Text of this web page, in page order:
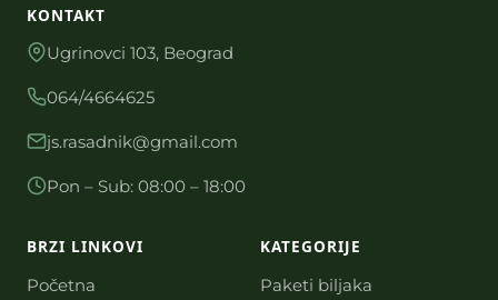
BRZI LINKOVI
Početna
KATEGORIJE
Paketi biljaka
KONTAKT
Ugrinovci 103, Beograd
064/4664625
js.rasadnik@gmail.com
Pon – Sub: 08:00 – 18:00